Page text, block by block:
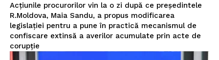
Acțiunile procurorilor vin la o zi după ce președintele
R.Moldova, Maia Sandu, a propus modificarea
legislației pentru a pune în practică mecanismul de
confiscare extinsă a averilor acumulate prin acte de
corupție